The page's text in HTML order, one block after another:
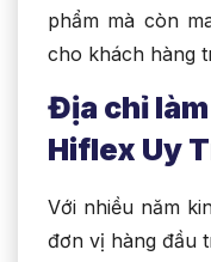
phẩm mà còn
cho khách hàng
Địa chỉ
Hiflex Uy
Với nhiều năm
đơn vị hàng đầu